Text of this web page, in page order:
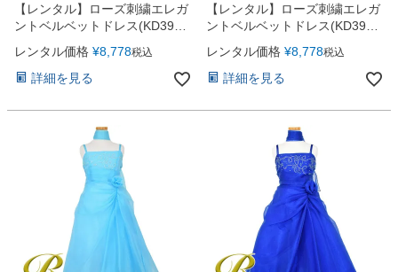
ントなドレス。
【レンタル】ローズ刺繍エレガ
ントベルベットドレス(KD396)
レンタル価格 ¥8,778税込
詳細を見る
ントなドレス。
【レンタル】ローズ刺繍エレガ
ントベルベットドレス(KD396)
レンタル価格 ¥8,778税込
詳細を見る